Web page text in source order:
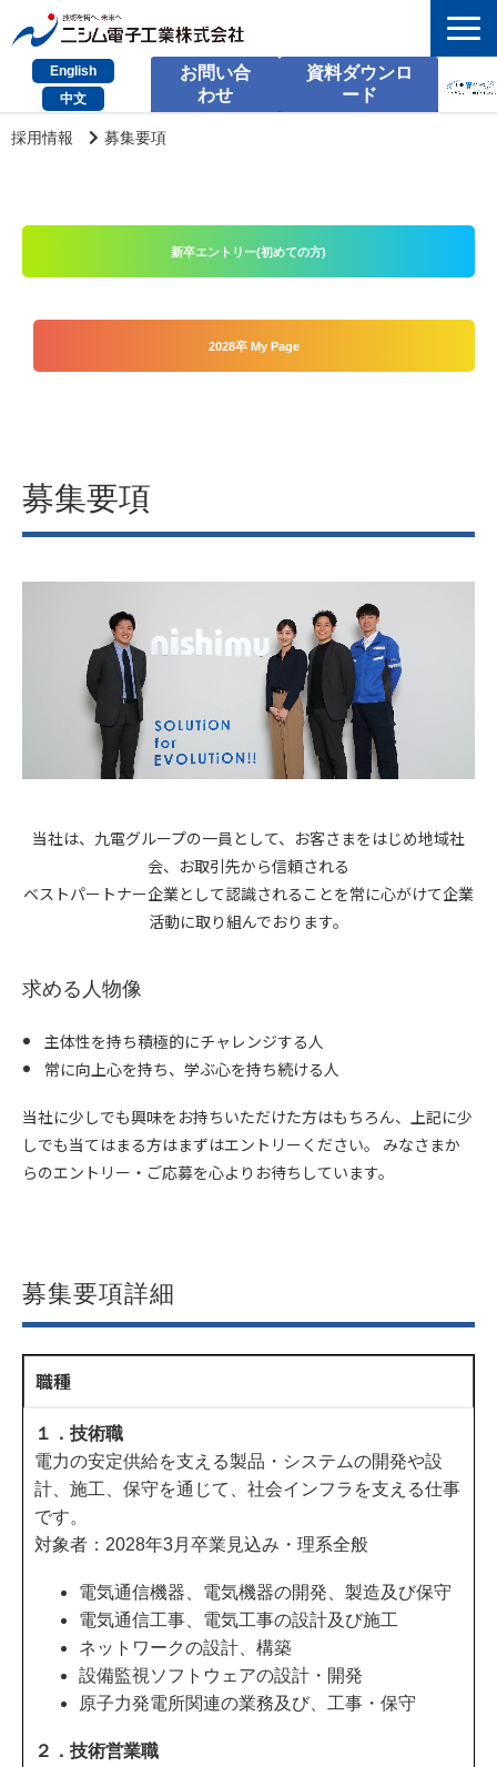
English
中文
お問い合
わせ
資料ダウンロ
ード
課題別のご相談
採用情報 募集要項
新卒エントリー(初めての方)
2028卒 My Page
募集要項
当社は、九電グループの一員として、お客さまをはじめ地域社
会、お取引先から信頼される
ベストパートナー企業として認識されることを常に心がけて企業
活動に取り組んでおります。
求める人物像
主体性を持ち積極的にチャレンジする人
常に向上心を持ち、学ぶ心を持ち続ける人
当社に少しでも興味をお持ちいただけた方はもちろん、上記に少
しでも当てはまる方はまずはエントリーください。 みなさまか
らのエントリー・ご応募を心よりお待ちしています。
募集要項詳細
職種
１．技術職
電力の安定供給を支える製品・システムの開発や設
計、施工、保守を通じて、社会インフラを支える仕事
です。
対象者：2028年3月卒業見込み・理系全般
電気通信機器、電気機器の開発、製造及び保守
電気通信工事、電気工事の設計及び施工
ネットワークの設計、構築
設備監視ソフトウェアの設計・開発
原子力発電所関連の業務及び、工事・保守
２．技術営業職